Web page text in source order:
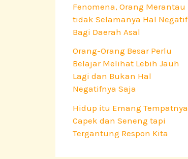
Fenomena, Orang Merantau
tidak Selamanya Hal Negatif
Bagi Daerah Asal
Orang-Orang Besar Perlu
Belajar Melihat Lebih Jauh
Lagi dan Bukan Hal
Negatifnya Saja
Hidup itu Emang Tempatnya
Capek dan Seneng tapi
Tergantung Respon Kita